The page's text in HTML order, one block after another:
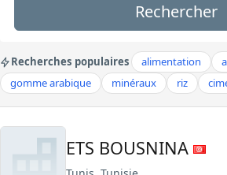
Rechercher
Recherches populaires alimentation
gomme arabique
minéraux riz
ETS BOUSNINA